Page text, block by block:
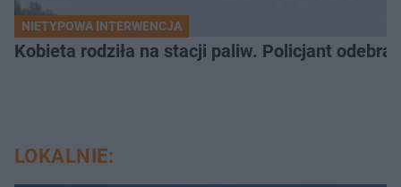
NIETYPOWA INTERWENCJA
Kobieta rodziła na stacji paliw. Policjant
LOKALNIE: